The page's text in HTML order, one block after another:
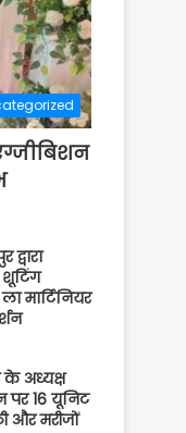
शूटिंग
मार्टिनियर
के अध्यक्ष
16 यूनिट
और मरीजों